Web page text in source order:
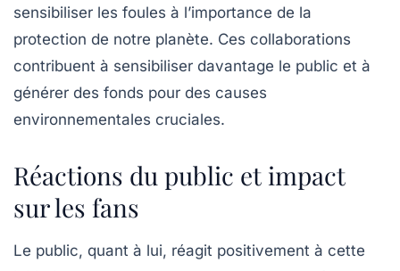
sensibiliser les foules à l’importance de la
protection de notre planète. Ces collaborations
contribuent à sensibiliser davantage le public et à
générer des fonds pour des causes
environnementales cruciales.
Réactions du public et impact
sur les fans
Le public, quant à lui, réagit positivement à cette